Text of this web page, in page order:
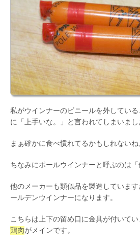
私がウインナーのビニールを外している
に「上手いな。」と言われてしまいまし
まぁ確かに食べ慣れてるかもしれないね
ちなみにポールウインナーと呼ぶのは「
他のメーカーも類似品を製造していま
ールデンウインナーになります。
こちらは上下の留め口に金具が付いてい
鶏肉がメインです。